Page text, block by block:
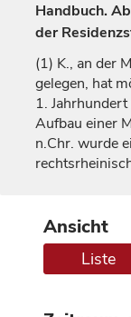
Handbuch.
der
(1) K., an der
gelegen, hat
1. Jahrhundert
Aufbau einer
n.Chr. wurde
Ansicht
Liste